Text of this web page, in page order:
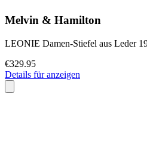
Melvin & Hamilton
LEONIE Damen-Stiefel aus Leder
€329.95
Details für anzeigen